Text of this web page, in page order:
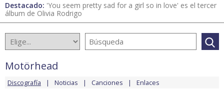
Destacado: 'You seem pretty sad for a girl so in love' es el tercer
álbum de Olivia Rodrigo
Motörhead
Discografía Noticias Canciones Enlaces